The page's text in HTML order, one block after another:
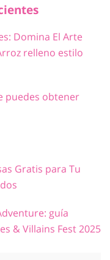
Domina El Arte
relleno estilo
puedes obtener
Gratis para Tu
guía
& Villains Fest 2025